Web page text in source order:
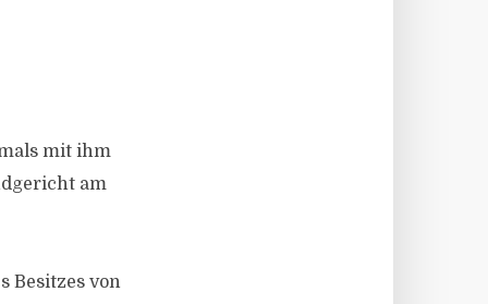
mit ihm
am
Besitzes von